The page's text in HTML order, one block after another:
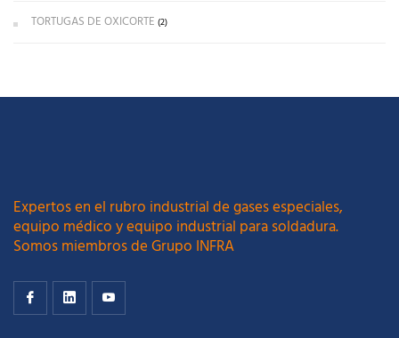
TORTUGAS DE OXICORTE (2)
Expertos en el rubro industrial de gases especiales,
equipo médico y equipo industrial para soldadura.
Somos miembros de Grupo INFRA